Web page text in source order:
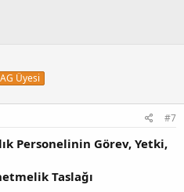
Üyesi
#7
Personelinin Görev, Yetki,
Taslağı